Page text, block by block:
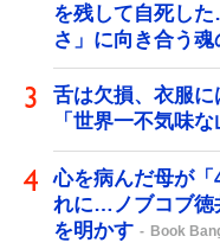
を残して自死し
さ」に向き合う魂
舌は欠損、衣服
「世界一不気味
心を病んだ母が
れに…ノブコブ徳
を明かす
Book